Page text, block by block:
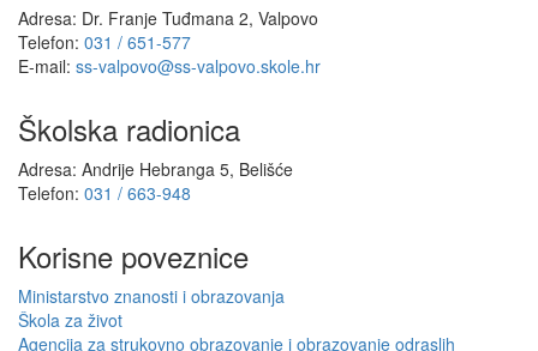
Adresa: Dr. Franje Tuđmana 2, Valpovo
Telefon: 031 / 651-577
E-mail: ss-valpovo@ss-valpovo.skole.hr
Školska radionica
Adresa: Andrije Hebranga 5, Belišće
Telefon: 031 / 663-948
Korisne poveznice
Ministarstvo znanosti i obrazovanja
Škola za život
Agencija za strukovno obrazovanje i obrazovanje odraslih